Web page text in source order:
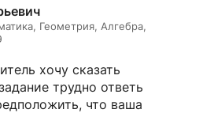
Геометрия, Алгебра,
хочу сказать
трудно ответь
что ваша